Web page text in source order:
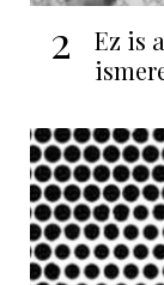
2
Ez is